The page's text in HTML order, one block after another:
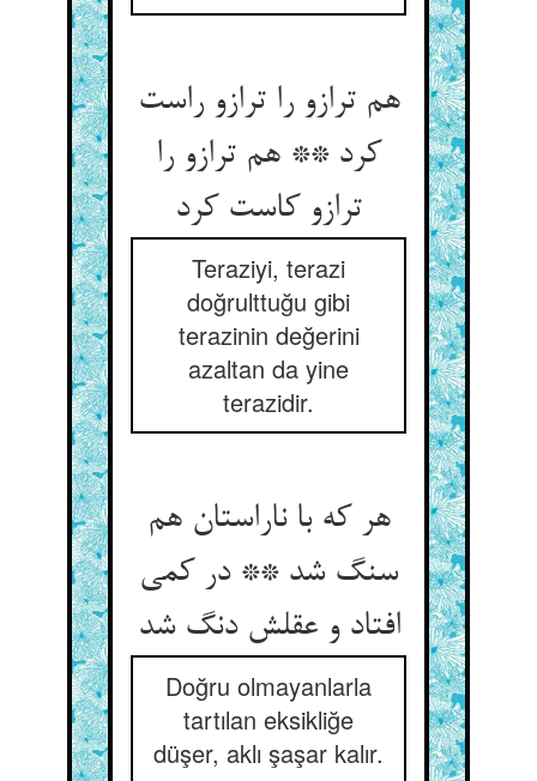
هم ترازو را ترازو راست
کرد ** هم ترازو را
ترازو کاست کرد
Teraziyi, terazi
doğrulttuğu gibi
terazinin değerini
azaltan da yine
terazidir.
هر که با ناراستان هم
سنگ شد ** در کمی
افتاد و عقلش دنگ شد
Doğru olmayanlarla
tartılan eksikliğe
düşer, aklı şaşar kalır.